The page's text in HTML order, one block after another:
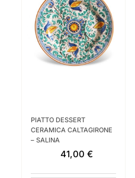
PIATTO DESSERT
CERAMICA CALTAGIRONE
– SALINA
41,00€